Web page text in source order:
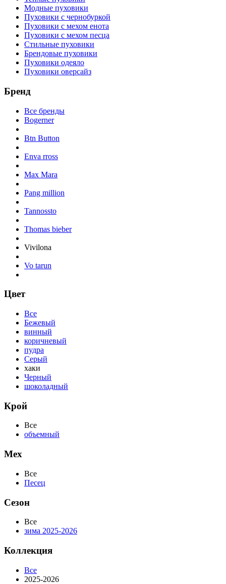
Модные пуховики
Пуховики с чернобуркой
Пуховики с мехом енота
Пуховики с мехом песца
Стильные пуховики
Брендовые пуховики
Пуховики одеяло
Пуховики оверсайз
Бренд
Все бренды
Bogerner
Btn Button
Enva rross
Max Mara
Pang million
Tannossto
Thomas bieber
Vivilona
Vo tarun
Цвет
Все
Бежевый
винный
коричневый
пудра
Серый
хаки
Черный
шоколадный
Крой
Все
объемный
Мех
Все
Песец
Сезон
Все
зима 2025-2026
Коллекция
Все
2025-2026